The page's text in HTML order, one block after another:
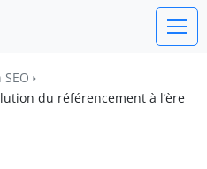
du référencement à l’ère